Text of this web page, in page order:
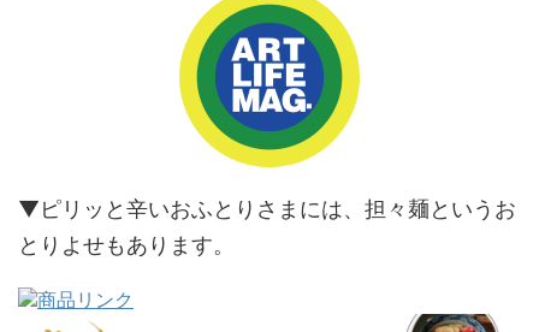
▼ピリッと辛いおふとりさまには、担々麺というお
とりよせもあります。